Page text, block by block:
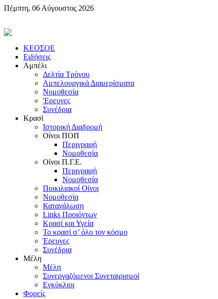
Πέμπτη, 06 Αύγουστος 2026
KEOΣOE
Ειδήσεις
Αμπέλι
Δελτία Τρύγου
Αμπελουργικά Διαμερίσματα
Nομοθεσία
'Eρευνες
Συνέδρια
Κρασί
Iστορική Διαδρομή
Oίνοι ΠOΠ
Περιγραφή
Nομοθεσία
Oίνοι Π.Γ.E.
Περιγραφή
Νομοθεσία
Ποικιλιακοί Oίνοι
Nομοθεσία
Κατανάλωση
Links Προιόντων
Κρασί και Υγεία
To κρασί σ’ όλο τον κόσμο
Έρευνες
Συνέδρια
Μέλη
Mέλη
Συνεργαζόμενοι Συνεταιρισμοί
Εγκύκλιοι
Φορείς